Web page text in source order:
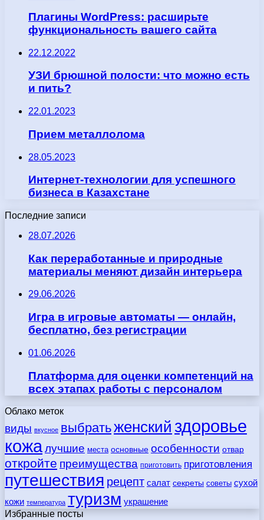
Плагины WordPress: расширьте
функциональность вашего сайта
22.12.2022
УЗИ брюшной полости: что можно есть
и пить?
22.01.2023
Прием металлолома
28.05.2023
Интернет-технологии для успешного
бизнеса в Казахстане
Последние записи
28.07.2026
Как переработанные и природные
материалы меняют дизайн интерьера
29.06.2026
Игра в игровые автоматы — онлайн,
бесплатно, без регистрации
01.06.2026
Платформа для оценки компетенций на
всех этапах работы с персоналом
Облако меток
виды вкусное выбратьженский здоровье
кожалучшие места основные особенности отвар
откройте преимущества приготовить приготовления
путешествия рецепт салат секреты советы сухой
кожи температура туризм украшение
Избранные посты